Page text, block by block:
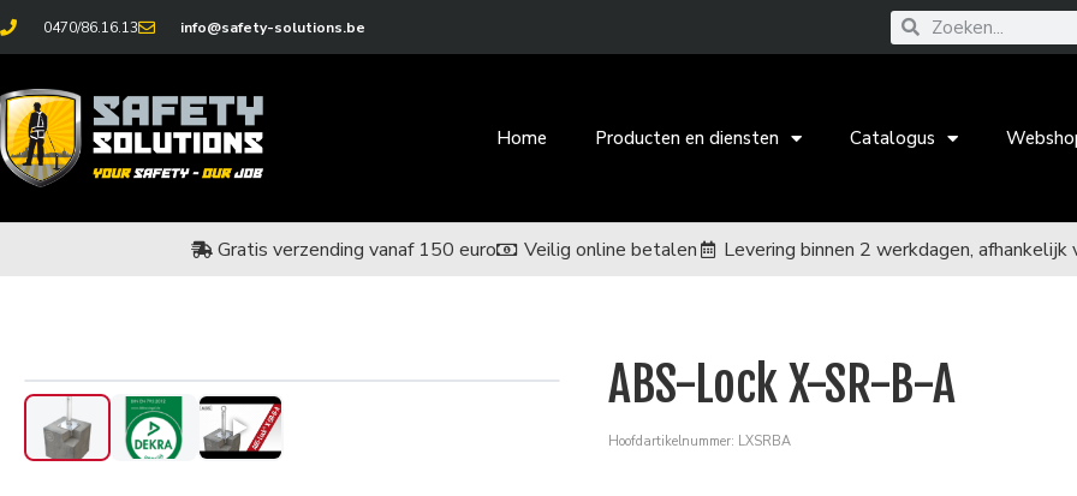
0470/86.16.13 info@safety-solutions.be
Home Producten en diensten Catalogus
Gratis verzending vanaf 150 euro Veilig online betalen Levering binnen 2 werkdagen, afhankelijk
‹ › ABS-Lock X-SR-B-A
Hoofdartikelnummer: LXSRBA